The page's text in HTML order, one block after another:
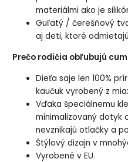
materiálmi ako je
Guľatý / čerešňový
aj deti, ktoré
Prečo rodičia obľubujú
Dieťa saje len 100%
kaučuk vyrobený z
Vďaka špeciálnemu
minimalizovaný dotyk
nevznikajú otlačky a
Štýlový dizajn v
Vyrobené v EU.